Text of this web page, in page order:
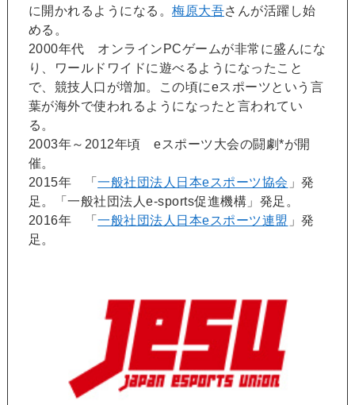
に開かれるようになる。梅原大吾さんが活躍し始
める。
2000年代 オンラインPCゲームが非常に盛んにな
り、ワールドワイドに遊べるようになったこと
で、競技人口が増加。この頃にeスポーツという言
葉が海外で使われるようになったと言われてい
る。
2003年～2012年頃 eスポーツ大会の闘劇*が開
催。
2015年 「一般社団法人日本eスポーツ協会 」発
足。「一般社団法人e-sports促進機構」発足。
2016年 「一般社団法人日本eスポーツ連盟 」発
足。